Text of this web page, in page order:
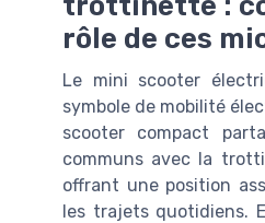
rôle de ces
Le mini scooter
symbole de mobilité
scooter compact
communs avec la
offrant une position
les trajets quotidiens.